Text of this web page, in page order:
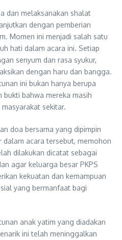
dan melaksanakan shalat
dengan pemberian
Momen ini menjadi salah satu
hati dalam acara ini. Setiap
senyum dan rasa syukur,
dengan haru dan bangga.
ini bukan hanya berupa
bahwa mereka masih
sekitar.
doa bersama yang dipimpin
acara tersebut, memohon
dilakukan dicatat sebagai
agar keluarga besar PKPS
kekuatan dan kemampuan
yang bermanfaat bagi
anak yatim yang diadakan
ini telah meninggalkan